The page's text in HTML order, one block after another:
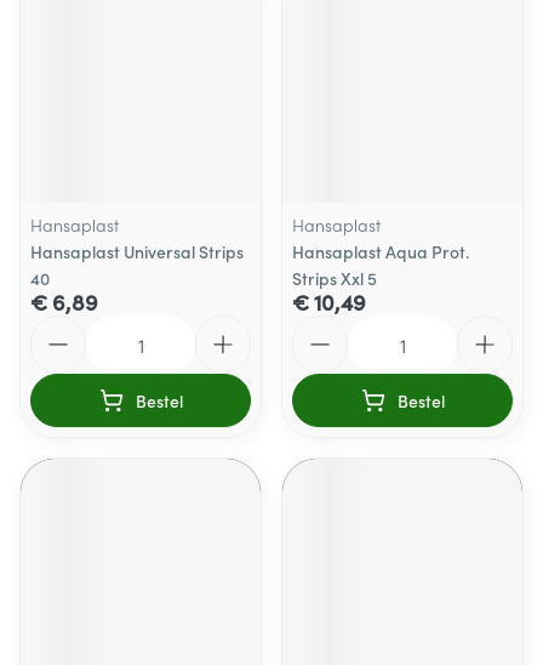
Hansaplast
Hansaplast Universal Strips
40
€ 6,89
Bestel
Hansaplast
Hansaplast Aqua Prot.
Strips Xxl 5
€ 10,49
Bestel